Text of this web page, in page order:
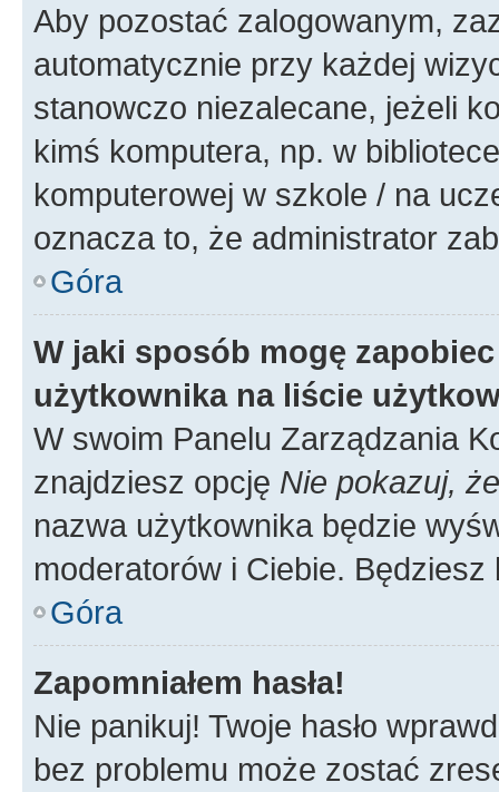
Aby pozostać zalogowanym,
automatycznie przy każdej
stanowczo niezalecane, jeżeli
kimś komputera, np. w
komputerowej w szkole / na
oznacza to, że administrator
Góra
W jaki sposób mogę
użytkownika na liście
W swoim Panelu Zarządzania
znajdziesz opcję Nie pokazuj,
nazwa użytkownika będzie
moderatorów i Ciebie.
Góra
Zapomniałem hasła!
Nie panikuj! Twoje hasło
bez problemu może zostać